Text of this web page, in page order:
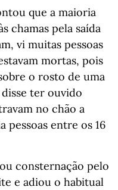
que a maioria
chamas pela saída
vi muitas pessoas
mortas, pois
o rosto de uma
ter ouvido
no chão a
pessoas entre os 16
consternação pelo
e adiou o habitual